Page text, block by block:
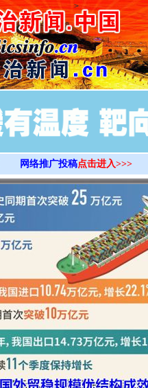
>
网络推广投稿点击进入>>>